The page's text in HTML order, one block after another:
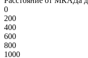
0
200
400
600
800
1000